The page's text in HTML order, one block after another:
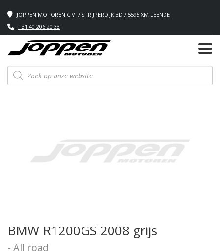
JOPPEN MOTOREN C.V. / STRIJPERDIJK 3D / 5595 XM LEENDE
+31 40 206 20 33
Producten
zoeken
BMW R1200GS 2008 grijs
- All road